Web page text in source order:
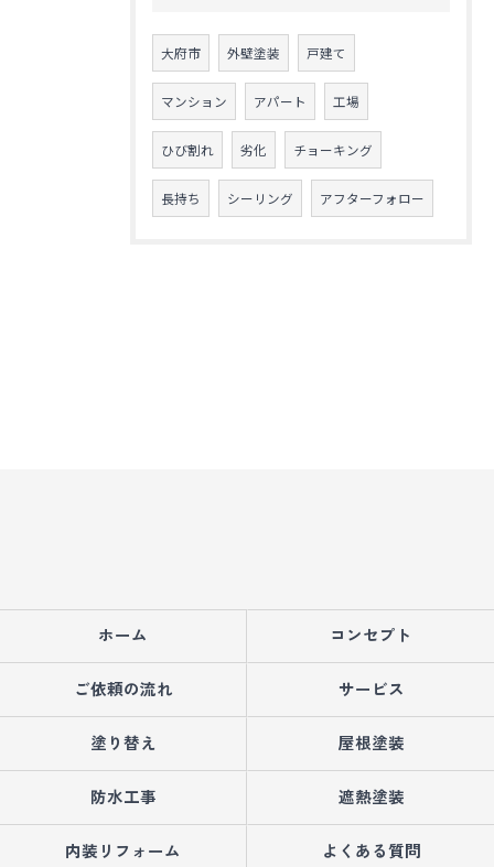
大府市 外壁塗装 戸建て
マンション アパート 工場
ひび割れ 劣化 チョーキング
長持ち シーリング アフターフォロー
ホーム コンセプト
ご依頼の流れ サービス
塗り替え 屋根塗装
防水工事 遮熱塗装
内装リフォーム よくある質問